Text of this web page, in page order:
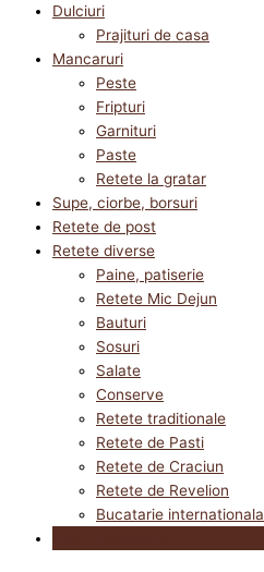
Dulciuri
Prajituri de casa
Mancaruri
Peste
Fripturi
Garnituri
Paste
Retete la gratar
Supe, ciorbe, borsuri
Retete de post
Retete diverse
Paine, patiserie
Retete Mic Dejun
Bauturi
Sosuri
Salate
Conserve
Retete traditionale
Retete de Pasti
Retete de Craciun
Retete de Revelion
Bucatarie internationala